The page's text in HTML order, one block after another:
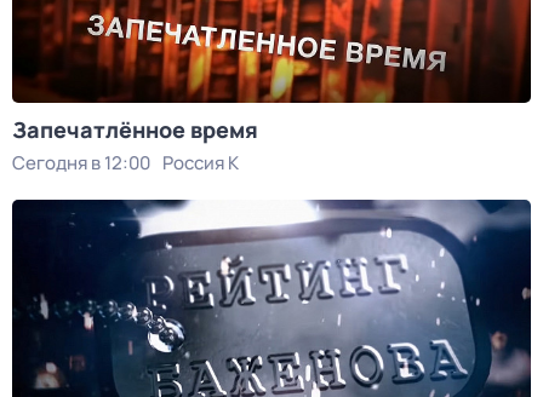
Запечатлённое время
Сегодня в 12:00 Россия К